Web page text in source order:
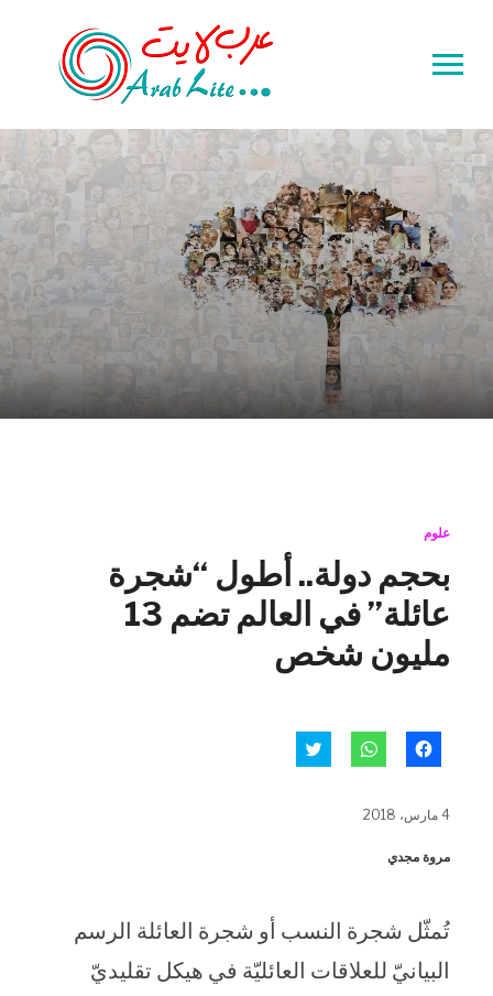
Toggle
&
navigation
علوم
بحجم دولة.. أطول “شجرة
عائلة” في العالم تضم 13
مليون شخص
للمشاركة
في
للمشاركة
4 مارس، 2018
مروة مجدي
تُمثّل شجرة النسب أو شجرة العائلة الرسم
البيانيّ للعلاقات العائليّة في هيكل تقليديّ